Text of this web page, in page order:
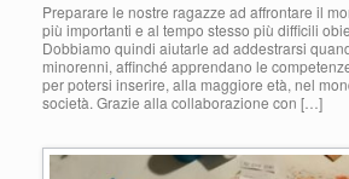
Preparare le nostre ragazze ad affrontare il
più importanti e al tempo stesso più difficili
Dobbiamo quindi aiutarle ad addestrarsi
minorenni, affinché apprendano le
per potersi inserire, alla maggiore età, nel
società. Grazie alla collaborazione con […]